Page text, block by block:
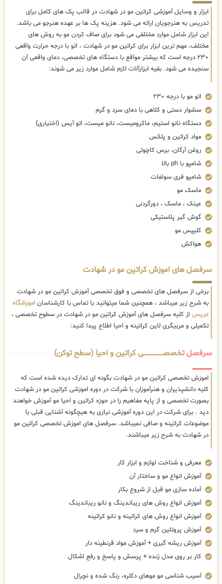
ابزار و وسایل آموزشی کراتین مو در شهادت در قالب پک های کامل برای
تدریس به هنرجویان ارائه می شود. هزینه پک ها بر عهده هنرجو می باشد.
این ابزار شامل موارد مختلفی می شود برای صاف کردن مو به روش های
مختلف، مهم ترین ابزار برای کراتین مو در شهادت ، اتو با درجه حرارت واقعی
۲۳۰ درجه است که بیشتر مواقع با دستگاه های تخصصی، دمای واقعی آن
سنجیده می شود. بقیه ابزارآلات لازم شامل موارد زیر می شوند:
اتو مو با درجه ۲۳۰
سشوار دستی و کلاهی با دمای سرد و گرم
دستگاه نانو استیم، ماکرومیست، نانو میست، اتو آیس (اختیاری)
مواد کراتین و پلکس
روغن آرگان، برس کاچوئی
شامپو با ph بالا
شامپو فری سولفات
ماسک مو
عینک ، ماسک ، دورگردنی
گوش گیر پلاستیکی
کلیپس مو
هواکش
سرفصل های اموزش کراتین مو در شهادت
برخی از سرفصل های تخصصی و فوق تخصصی آموزش کراتین مو در شهادت
به شرح زیر میباشد ، همچنین شما میتوانید با تماس با کارشناسان اموزشگاه
عریس از کلیه سرفصل های آموزش کراتین مو در شهادت در سطوح تخصصی ،
تکمیلی و مربیگری لاین کراتینه و احیا اطلاع پیدا کنید:
سرفصلتخصصــــــــــــــــــــی کراتین و احیا (سطح توکن)
اموزش تخصصی کراتین مو در شهادت بگونه ای تدارک دیده شده است که
کلیه دانشپذیران و هنرآموزان با شرکت در دوره اموزشی کراتین مو در شهادت
بصورت تخصصی و از پایه مفاهیم را در حوزه کراتین و احیا مو آموزش خواهند
دید . برای شرکت در این دوره آموزشی نیازی به هیچگونه آشنایی قبلی با
موضوعات کراتینه و صافی نمیباشد. سرفصل های اموزش تخصصی کراتین مو
در شهادت به شرح زیر میباشند.
معرفی و شناخت لوازم و ابزار کار
آموزش انواع مو و ساختار آن
آماده سازی مو قبل از شروع بکار
آموزش انواع روش های ریباندینگ و نانو ریباندینگ
آموزش انواع روش های کراتینه و نانو کراتینه
آموزش پروتئین گرم و سرد
آموزش ریشه گیری + آموزش مواد قرنطینه دار
کار بر روی مدل زنده + پرسش و پاسخ و رفع اشکال
آسیب شناسی مو موهای دکلره، رنگ شده و نچرال